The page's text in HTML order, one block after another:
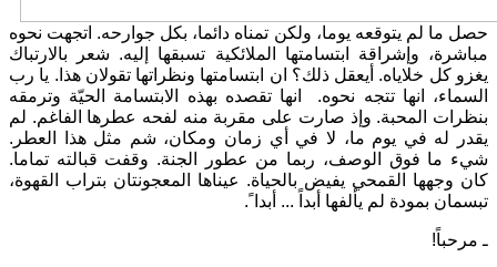
حصل ما لم يتوقعه يوما، ولكن تمناه دائما، بكل جوارحه. اتجهت نحوه
مباشرة، وإشراقة ابتسامتها الملائكية تسبقها إليه. شعر بالارتباك
يغزو كل خلاياه. أيعقل ذلك؟ ان ابتسامتها ونظراتها تقولان هذا. يا رب
السماء، انها تتجه نحوه. انها تقصده بهذه الابتسامة الحيّة وترمقه
بنظرات المحبة. وإذ صارت على مقربة منه لفحه عطرها الفاغم. لم
يقدر له في يوم ما، لا في أي زمان ومكان، شم مثل هذا العطر.
شيء ما فوق الوصف، ربما من عطور الجنة. وقفت قبالته تماما.
كان وجهها القمحي يفيض بالحياة. عيناها المعجونتان بتراب القهوة،
تبسمان بمودة لم يألفها أبداً ... أبدا ً.
ـ مرحباً!